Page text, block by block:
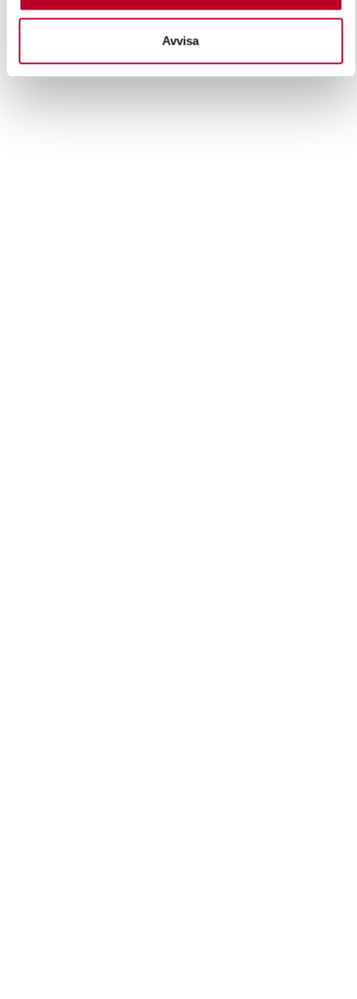
Ta reda på mer om hur dina personliga uppgifter
Du kan ändra eller dra tillbaka ditt samtycke när som
helst från cookie-förklaringen.
Avvisa